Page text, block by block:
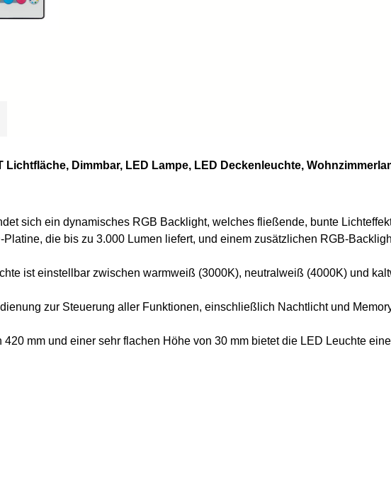
Dimmbar, LED Lampe, LED Deckenleuchte,
sich ein dynamisches RGB Backlight, welches fließende, bunte
die bis zu 3.000 Lumen liefert, und einem zusätzlichen RGB-
ist einstellbar zwischen warmweiß (3000K), neutralweiß (4000K) und
zur Steuerung aller Funktionen, einschließlich Nachtlicht und
mm und einer sehr flachen Höhe von 30 mm bietet die LED Leuchte